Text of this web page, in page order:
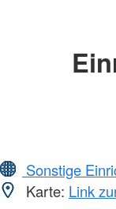
Sonstige
Karte: Link